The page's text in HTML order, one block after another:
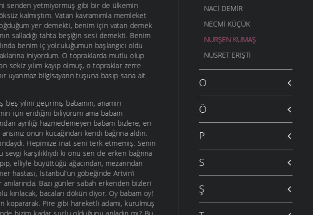
senden yetmiyormuş gibi bir de ülkemin
kalmıştım. Vatan kavramımla memleket
yer demekti, benim için vatan demek
salladığı tahta beşiğin sesi demekti. Benim
benim iç yolculuğumun başlangıcı oldu
iniyordum. O topraklarda mutlu olup
sekiz yılım kayıp olmuş, o topraklar zerre
uyanmaz bilgisayarın tuşuna basıp sana ait
yılını geçirmiş babamın, anamın
için eridiğini biliyorum ama babam
ayrılığı hazmedemeyen babam bizlere, en
onun kucağından kendi bağrına aldın.
Hepimize inat seni terk etmemiş. Senin
karşılıklıydı ki onu sen de erken bağrına
elliyle büyüttüğü ağacından, mezarından
hastası, İstanbul’un göbeğinde Artvin’i
Bazı günler sabah erkenden bizleri
kırılacak, bacaları dökün diyor. Oy babam oy!
Pire gibi hareketli adamı, kurulmuş
NACI DEMIR
NECMI KÜÇÜK
NURŞEN KUMAŞ
NUSRET ERIŞTI
O
Ö
P
S
Ş